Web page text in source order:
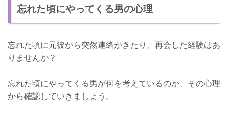
復縁のタイミング➀：まずは友達として戻る
復縁のタイミング➁：自分が復縁したいと思ったとき
しっかりと見極めよう！
忘れた頃にやってくる男の心理
忘れた頃に元彼から突然連絡がきたり、再会した経験はあ
りませんか？
忘れた頃にやってくる男が何を考えているのか、その心理
から確認していきましょう。